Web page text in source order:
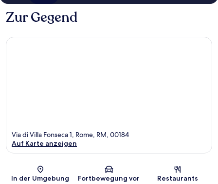
Zur Gegend
Karte
Via di Villa Fonseca 1, Rome, RM, 00184
Auf Karte anzeigen
In der Umgebung
Fortbewegung vor
Restaurants